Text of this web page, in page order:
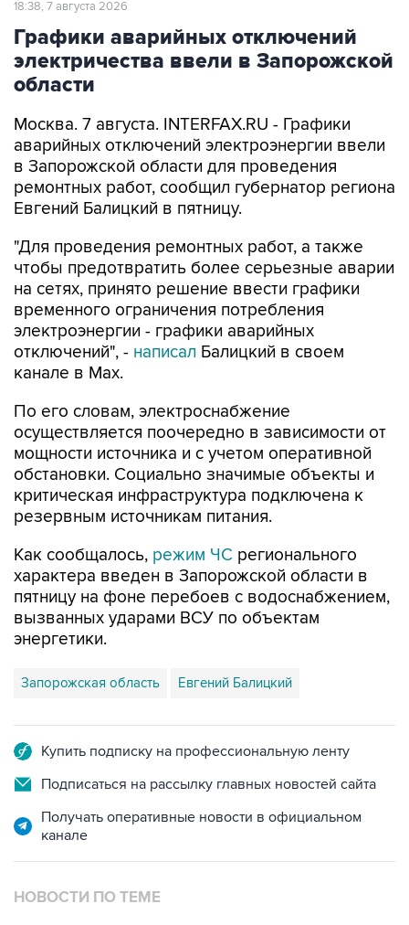
18:38, 7 августа 2026
Графики аварийных отключений
электричества ввели в Запорожской
области
Москва. 7 августа. INTERFAX.RU - Графики
аварийных отключений электроэнергии ввели
в Запорожской области для проведения
ремонтных работ, сообщил губернатор региона
Евгений Балицкий в пятницу.
"Для проведения ремонтных работ, а также
чтобы предотвратить более серьезные аварии
на сетях, принято решение ввести графики
временного ограничения потребления
электроэнергии - графики аварийных
отключений", - написал Балицкий в своем
канале в Max.
По его словам, электроснабжение
осуществляется поочередно в зависимости от
мощности источника и с учетом оперативной
обстановки. Социально значимые объекты и
критическая инфраструктура подключена к
резервным источникам питания.
Как сообщалось, режим ЧС регионального
характера введен в Запорожской области в
пятницу на фоне перебоев с водоснабжением,
вызванных ударами ВСУ по объектам
энергетики.
Запорожская область Евгений Балицкий
Купить подписку на профессиональную ленту
Подписаться на рассылку главных новостей сайта
Получать оперативные новости в официальном
канале
НОВОСТИ ПО ТЕМЕ